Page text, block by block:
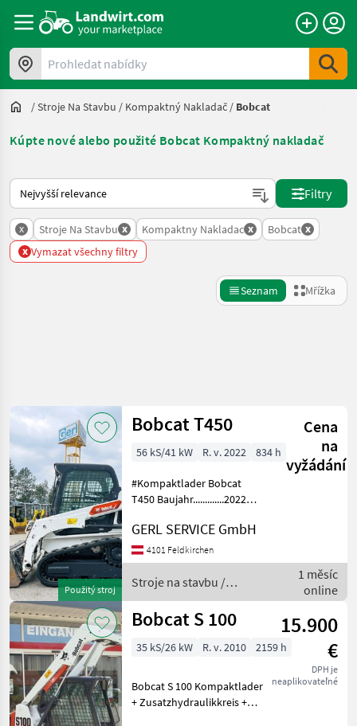
Prohledat nabídky
/Stroje Na Stavbu / Kompaktný Nakladač / Bobcat
Kúpte nové alebo použité Bobcat Kompaktný nakladač
Takto se řadí nabídky na Landwirt.com
Filtry
x Stroje Na Stavbu x Kompaktny Nakladac x Bobcat x
x Vymazat všechny filtry
Seznam Mřížka
Kategorie 4 Země Filtry
AKTUÁLNÍ
CESTA
stavebná
technika
Stroje
Na
Stavbu
Kompaktny
Nakladac
Bobcat
VYBRAT
KATEGORII
Bobcat
Obnovit
Zobrazit
25
výsledků
Použitý stroj
Bobcat T450
Cena
na
vyžádání
56 kS/41 kW R. v. 2022 834 h
#Kompaktlader Bobcat
T450 Baujahr.............2022
Stundenzähler.......834
Motor...............41 kW; 4 Zyl.
Bobcat Gewicht.......
GERL SERVICE GmbH
4101 Feldkirchen
Stroje na stavbu /
Bobcat
1 měsíc
online
Bobcat S 100
15.900
€
DPH je
neaplikovateľné
35 kS/26 kW R. v. 2010 2159 h
Bobcat S 100 Kompaktlader
+ Zusatzhydraulikkreis +